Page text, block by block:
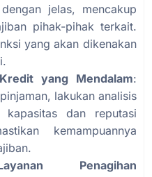
jelas, mencakup
pihak-pihak terkait.
yang akan dikenakan
yang Mendalam:
lakukan analisis
kapasitas dan reputasi
kemampuannya
Penagihan